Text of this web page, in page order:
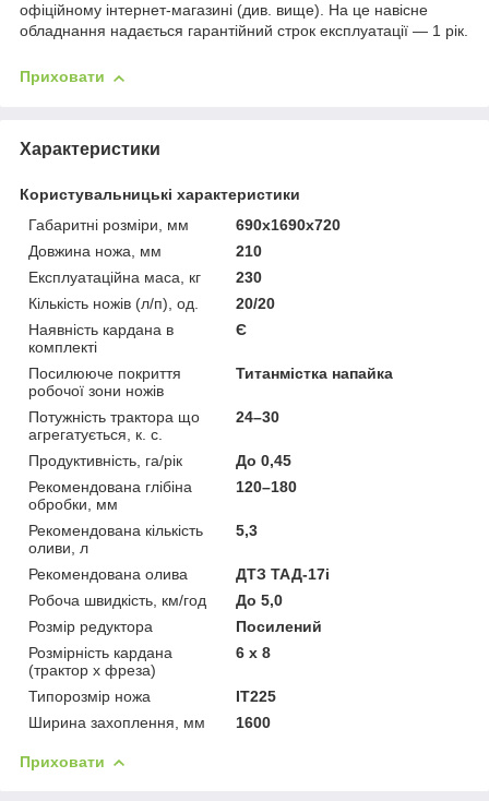
офіційному інтернет-магазині (див. вище). На це навісне
обладнання надається гарантійний строк експлуатації — 1 рік.
Приховати
Характеристики
Користувальницькі характеристики
Габаритні розміри, мм
690x1690x720
Довжина ножа, мм
210
Експлуатаційна маса, кг
230
Кількість ножів (л/п), од.
20/20
Наявність кардана в
комплекті
Є
Посилююче покриття
робочої зони ножів
Титанмістка напайка
Потужність трактора що
агрегатується, к. с.
24–30
Продуктивність, га/рік
До 0,45
Рекомендована глібіна
обробки, мм
120–180
Рекомендована кількість
оливи, л
5,3
Рекомендована олива
ДТЗ ТАД-17і
Робоча швидкість, км/год
До 5,0
Розмір редуктора
Посилений
Розмірність кардана
(трактор х фреза)
6 х 8
Типорозмір ножа
IT225
Ширина захоплення, мм
1600
Приховати